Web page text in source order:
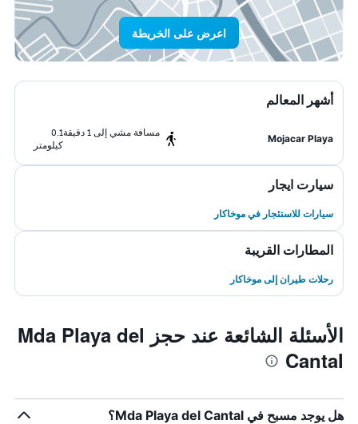
اعرض على الخريطة
أشهر المعالم
Mojacar Playa
مسافة مشي إلى 1 دقيقة
0.1
كيلومتر
سيارت ايجار
سيارات للاستئجار في موخاكار
المطارات القريبة
رحلات طيران إلى موخاكار
الأسئلة الشائعة عند حجز Mda Playa del
Cantal
هل يوجد مسبح في Mda Playa del Cantal؟